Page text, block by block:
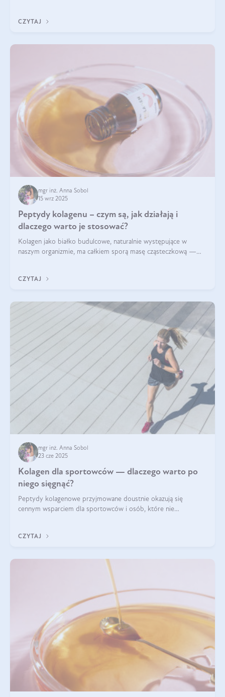
wysokiej jakości suplem
CZYTAJ
mgr inż. Anna Sobol
15 wrz 2025
Peptydy kolagenu – czym są, jak działają i
dlaczego warto je stosować?
Kolagen jako białko budulcowe, naturalnie występujące w
naszym organizmie, ma całkiem sporą masę cząsteczkową —
bardziej biodostępny
CZYTAJ
mgr inż. Anna Sobol
23 cze 2025
Kolagen dla sportowców — dlaczego warto po
niego sięgnąć?
Peptydy kolagenowe przyjmowane doustnie okazują się
cennym wsparciem dla sportowców i osób, które nie
CZYTAJ